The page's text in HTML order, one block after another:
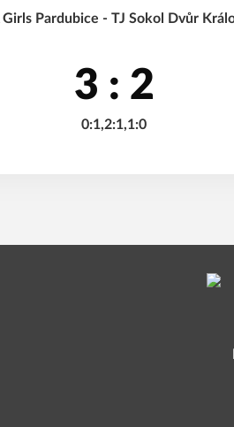
Girls Pardubice - TJ Sokol Dvůr
3 : 2
0:1,2:1,1:0